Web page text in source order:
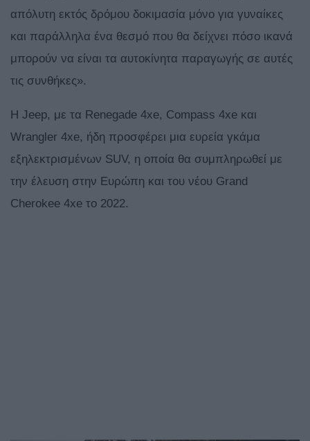
απόλυτη εκτός δρόμου δοκιμασία μόνο για γυναίκες
και παράλληλα ένα θεσμό που θα δείχνει πόσο ικανά
μπορούν να είναι τα αυτοκίνητα παραγωγής σε αυτές
τις συνθήκες».
Η Jeep, με τα Renegade 4xe, Compass 4xe και
Wrangler 4xe, ήδη προσφέρει μια ευρεία γκάμα
εξηλεκτρισμένων SUV, η οποία θα συμπληρωθεί με
την έλευση στην Ευρώπη και του νέου Grand
Cherokee 4xe το 2022.